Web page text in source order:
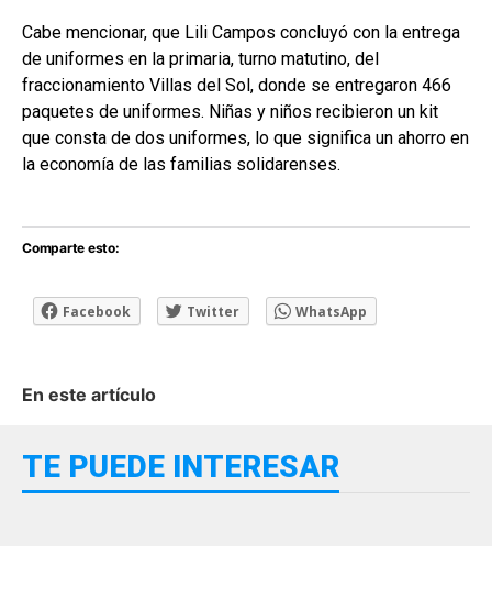
Cabe mencionar, que Lili Campos concluyó con la entrega
de uniformes en la primaria, turno matutino, del
fraccionamiento Villas del Sol, donde se entregaron 466
paquetes de uniformes. Niñas y niños recibieron un kit
que consta de dos uniformes, lo que significa un ahorro en
la economía de las familias solidarenses.
Comparte esto:
Facebook Twitter WhatsApp
En este artículo
TE PUEDE INTERESAR